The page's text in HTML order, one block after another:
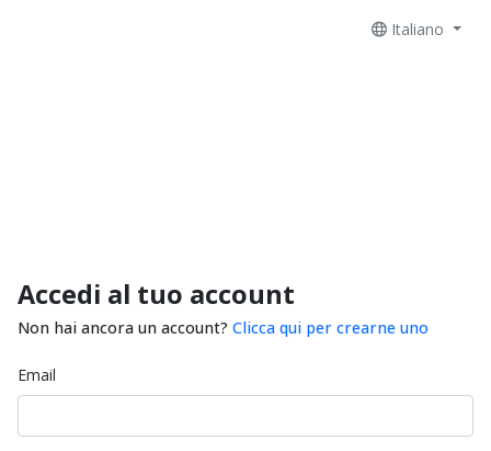
Italiano
Accedi al tuo account
Non hai ancora un account? Clicca qui per crearne uno
Email